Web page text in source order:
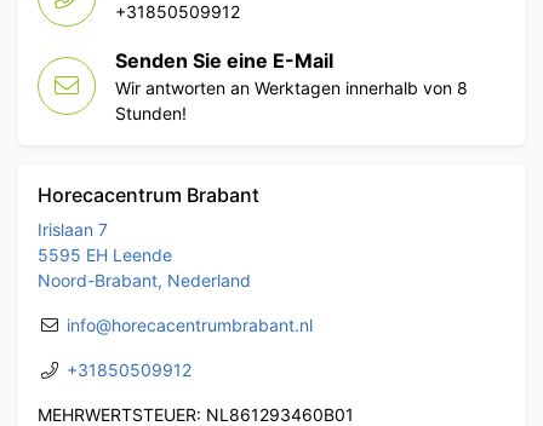
+31850509912
Senden Sie eine E-Mail
Wir antworten an Werktagen innerhalb von 8
Stunden!
Horecacentrum Brabant
Irislaan 7
5595 EH Leende
Noord-Brabant, Nederland
info@horecacentrumbrabant.nl
+31850509912
MEHRWERTSTEUER: NL861293460B01